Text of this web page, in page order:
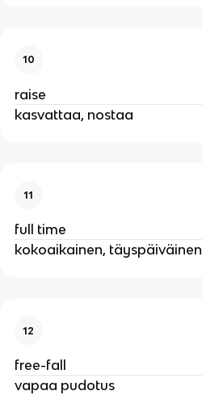
10
raise
kasvattaa, nostaa
11
full time
kokoaikainen, täyspäiväinen
12
free-fall
vapaa pudotus